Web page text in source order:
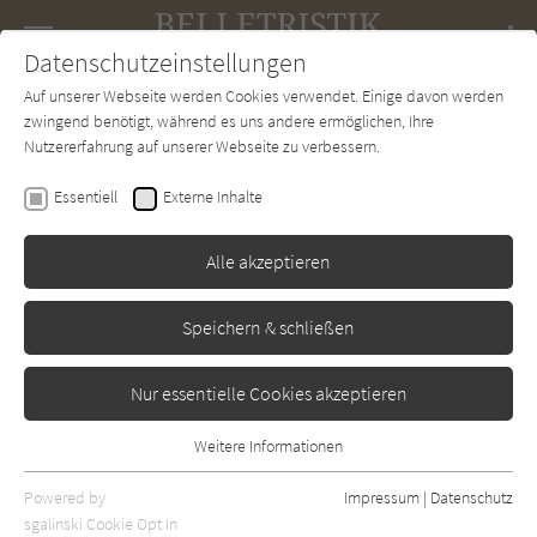
SUCHE Forum Charts Newsletter
Heddi Goodrich
Eine Liebe in Neapel
Erschienen: März 2020 Bibliogr. Angaben
Datenschutzeinstellungen
Auf unserer Webseite werden Cookies verwendet. Einige davon werden
zwingend benötigt, während es uns andere ermöglichen, Ihre
Nutzererfahrung auf unserer Webseite zu verbessern.
Essentiell Externe Inhalte
Alle akzeptieren
Speichern & schließen
Nur essentielle Cookies akzeptieren
Essentielle Cookies werden für grundlegende Funktionen der
Webseite benötigt. Dadurch ist gewährleistet, dass die Webseite
Weitere Informationen
Powered by
sgalinski Cookie Opt In
Impressum | Datenschutz